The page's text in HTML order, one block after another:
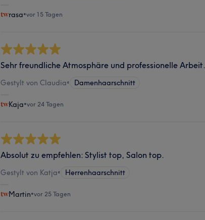
rasa•vor 15 Tagen
Sehr freundliche Atmosphäre und professionelle Arbeit.
Gestylt von Claudia• Damenhaarschnitt
Kaja•vor 24 Tagen
Absolut zu empfehlen: Stylist top, Salon top.
Gestylt von Katja• Herrenhaarschnitt
Martin•vor 25 Tagen